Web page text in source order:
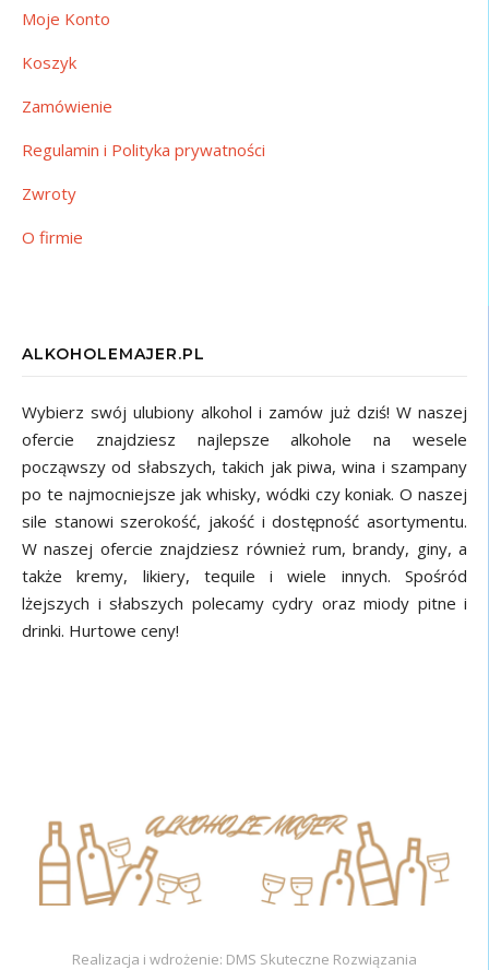
Moje Konto
Koszyk
Zamówienie
Regulamin i Polityka prywatności
Zwroty
O firmie
ALKOHOLEMAJER.PL
Wybierz swój ulubiony alkohol i zamów już dziś! W naszej
ofercie znajdziesz najlepsze alkohole na wesele
począwszy od słabszych, takich jak piwa, wina i szampany
po te najmocniejsze jak whisky, wódki czy koniak. O naszej
sile stanowi szerokość, jakość i dostępność asortymentu.
W naszej ofercie znajdziesz również rum, brandy, giny, a
także kremy, likiery, tequile i wiele innych. Spośród
lżejszych i słabszych polecamy cydry oraz miody pitne i
drinki. Hurtowe ceny!
Realizacja i wdrożenie: DMS Skuteczne Rozwiązania